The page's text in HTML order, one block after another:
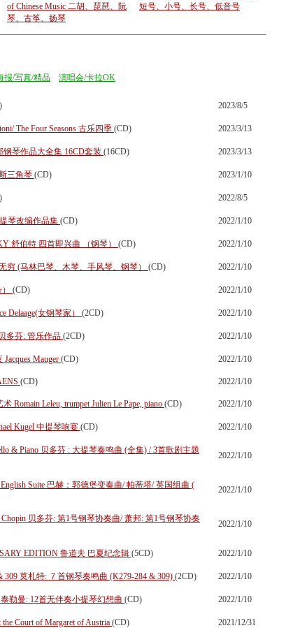
of Chinese Music 二胡、琵琶、阮
琴、古筝、扬琴
短号、小号、长号、低音号
报/写真/精品 演唱会/卡拉OK
2023/8/5
The Four Seasons 古乐四季 (CD) 2023/3/13
钢琴作品大全集 16CD套装 (16CD) 2023/3/13
三角琴 (CD) 2023/1/10
2022/8/5
琴改编作品集 (CD) 2022/1/10
舒伯特 四首即兴曲 （钢琴） (CD) 2022/1/10
穷 (马林巴琴、木琴、手风琴、钢琴） (CD) 2022/1/10
(CD) 2022/1/10
Delaage(女钢琴家） (2CD) 2022/1/10
多芬: 管乐作品 (2CD) 2022/1/10
Mauger (CD) 2022/1/10
(CD) 2022/1/10
Romain Leleu, trumpet Julien Le Pape, piano (CD) 2022/1/10
Kugel 中提琴响宴 (CD) 2022/1/10
& Piano 贝多芬 : 大提琴奏鸣曲 (全集) / 3首歌剧主题
2022/1/10
English Suite 巴赫：郭德堡变奏曲/ 帕蒂塔/ 英国组曲 (
2022/1/10
Chopin 贝多芬: 第1号钢琴协奏曲/ 萧邦: 第1号钢琴协奏
2022/1/10
EDITION 鲁道夫 巴夏纪念辑 (5CD) 2022/1/10
309 莫札特: ７首钢琴奏鸣曲 (K279-284 & 309) (2CD) 2022/1/10
泰勒曼: 12首无伴奏小提琴幻想曲 (CD) 2022/1/10
Court of Margaret of Austria (CD) 2021/12/31